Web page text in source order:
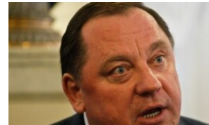
СПОРТ
УКРАЇНА
ТИ ЯК?
СХЕМИ
КИТАЙ.ВИКЛИКИ
МУЛЬТИМЕДІА